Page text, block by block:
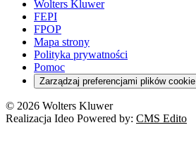
Wolters Kluwer
FEPI
FPOP
Mapa strony
Polityka prywatności
Pomoc
Zarządzaj preferencjami plików cookie
© 2026 Wolters Kluwer
Realizacja Ideo Powered by: CMS Edito